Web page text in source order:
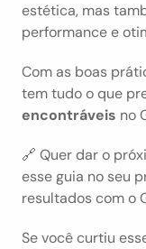
estética, mas
performance e
Com as boas
tem tudo o que
encontráveis no
🔗 Quer dar o
esse guia no seu
resultados com o
Se você curtiu